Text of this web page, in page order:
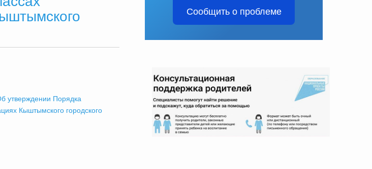
утверждении Порядка
Кыштымского городского
Сообщить о проблеме